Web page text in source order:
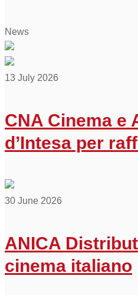
News
13 July 2026
CNA Cinema
d’Intesa per
30 June 2026
ANICA
cinema italiano